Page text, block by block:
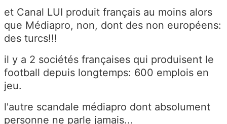
et Canal LUI produit français au moins alors
que Médiapro, non, dont des non européens:
des turcs!!!
il y a 2 sociétés françaises qui produisent le
football depuis longtemps: 600 emplois en
jeu.
l'autre scandale médiapro dont absolument
personne ne parle jamais...